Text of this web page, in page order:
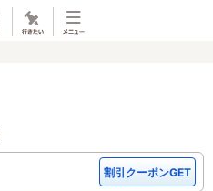
割引クーポンGET